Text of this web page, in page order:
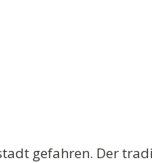
gefahren. Der